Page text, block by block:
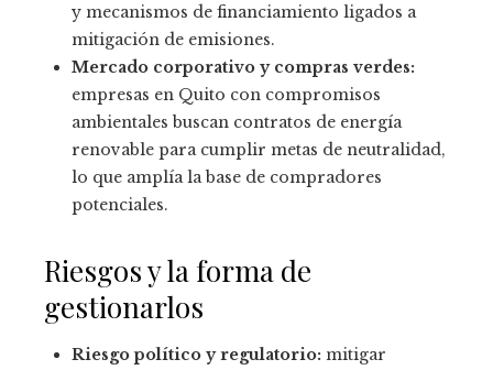
y mecanismos de financiamiento ligados a
mitigación de emisiones.
Mercado corporativo y compras verdes:
empresas en Quito con compromisos
ambientales buscan contratos de energía
renovable para cumplir metas de neutralidad,
lo que amplía la base de compradores
potenciales.
Riesgos y la forma de
gestionarlos
Riesgo político y regulatorio: mitigar